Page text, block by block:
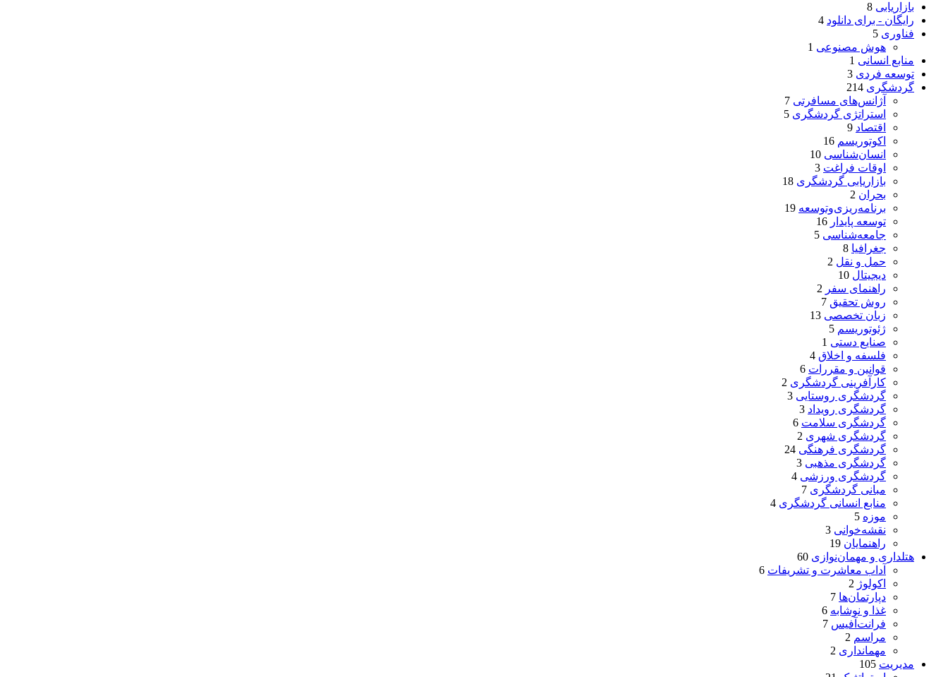
بازاریابی 8
رایگان - برای دانلود 4
فناوری 5
هوش مصنوعی 1
منابع انسانی 1
توسعه فردی 3
گردشگری 214
آژانس‌های مسافرتی 7
استراتژی گردشگری 5
اقتصاد 9
اکوتوریسم 16
انسان‌شناسی 10
اوقات فراغت 3
بازاریابی گردشگری 18
بحران 2
برنامه‌ریزی‌وتوسعه 19
توسعه پایدار 16
جامعه‌شناسی 5
جغرافیا 8
حمل و نقل 2
دیجیتال 10
راهنمای سفر 2
روش تحقیق 7
زبان تخصصی 13
ژئوتوریسم 5
صنایع دستی 1
فلسفه و اخلاق 4
قوانین و مقررات 6
کارآفرینی گردشگری 2
گردشگری روستایی 3
گردشگری رویداد 3
گردشگری سلامت 6
گردشگری شهری 2
گردشگری فرهنگی 24
گردشگری مذهبی 3
گردشگری ورزشی 4
مبانی گردشگری 7
منابع انسانی گردشگری 4
موزه 5
نقشه‌خوانی 3
راهنمایان 19
هتلداری و مهمان‌نوازی 60
آداب معاشرت و تشریفات 6
اکولوژ 2
دپارتمان‌ها 7
غذا و نوشابه 6
فرانت‌آفیس 7
مراسم 2
مهمانداری 2
مدیریت 105